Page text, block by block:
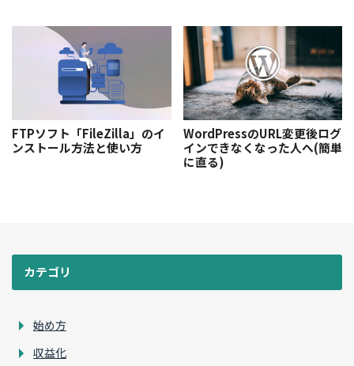
FTPソフト「FileZilla」のイ
ンストール方法と使い方
WordPressのURL変更後ログ
インできなくなった人へ(簡単
に直る)
カテゴリ
始め方
収益化